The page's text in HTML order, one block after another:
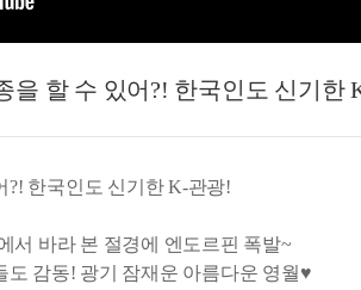
할 수 있어?! 한국인도 신기한
?! 한국인도 신기한 K-관광!
서 바라 본 절경에 엔도르핀 폭발~
도 감동! 광기 잠재운 아름다운 영월♥